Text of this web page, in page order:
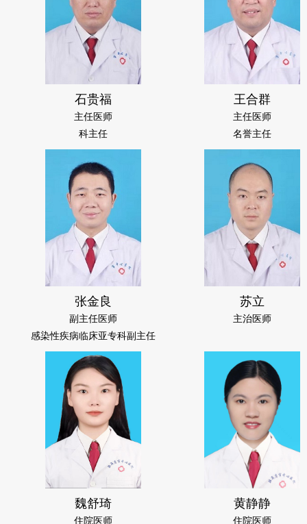
石贵福
主任医师
科主任
王合群
主任医师
名誉主任
张金良
副主任医师
感染性疾病临床亚专科副主任
苏立
主治医师
魏舒琦
住院医师
黄静静
住院医师